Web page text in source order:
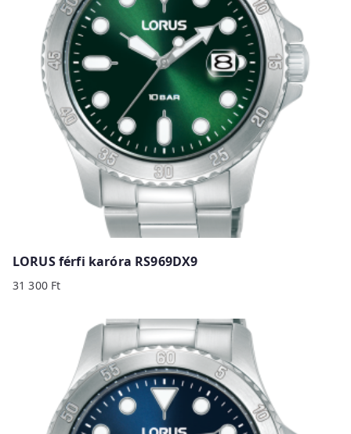
LORUS férfi karóra RS969DX9
31 300 Ft